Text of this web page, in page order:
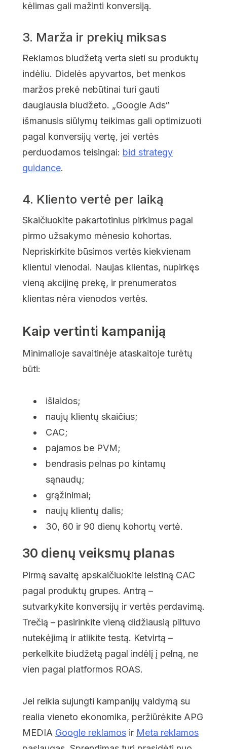
kėlimas gali mažinti konversiją.
3. Marža ir prekių miksas
Reklamos biudžetą verta sieti su produktų
indėliu. Didelės apyvartos, bet menkos
maržos prekė nebūtinai turi gauti
daugiausia biudžeto. „Google Ads“
išmanusis siūlymų teikimas gali optimizuoti
pagal konversijų vertę, jei vertės
perduodamos teisingai: bid strategy
guidance.
4. Kliento vertė per laiką
Skaičiuokite pakartotinius pirkimus pagal
pirmo užsakymo mėnesio kohortas.
Nepriskirkite būsimos vertės kiekvienam
klientui vienodai. Naujas klientas, nupirkęs
vieną akcijinę prekę, ir prenumeratos
klientas nėra vienodos vertės.
Kaip vertinti kampaniją
Minimalioje savaitinėje ataskaitoje turėtų
būti:
išlaidos;
naujų klientų skaičius;
CAC;
pajamos be PVM;
bendrasis pelnas po kintamų
sąnaudų;
grąžinimai;
naujų klientų dalis;
30, 60 ir 90 dienų kohortų vertė.
30 dienų veiksmų planas
Pirmą savaitę apskaičiuokite leistiną CAC
pagal produktų grupes. Antrą –
sutvarkykite konversijų ir vertės perdavimą.
Trečią – pasirinkite vieną didžiausią piltuvo
nutekėjimą ir atlikite testą. Ketvirtą –
perkelkite biudžetą pagal indėlį į pelną, ne
vien pagal platformos ROAS.
Jei reikia sujungti kampanijų valdymą su
realia vieneto ekonomika, peržiūrėkite APG
MEDIA Google reklamos ir Meta reklamos